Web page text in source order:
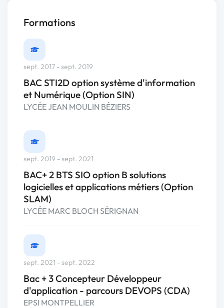
Formations
sept. 2017 - sept. 2019
BAC STI2D option système d'information
et Numérique (Option SIN)
LYCÉE JEAN MOULIN BÉZIERS
sept. 2019 - sept. 2021
BAC+ 2 BTS SIO option B solutions
logicielles et applications métiers (Option
SLAM)
LYCÉE MARC BLOCH SÉRIGNAN
sept. 2021 - sept. 2022
Bac + 3 Concepteur Développeur
d'application - parcours DEVOPS (CDA)
EPSI MONTPELLIER